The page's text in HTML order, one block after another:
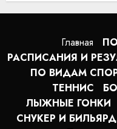
Главная
РАСПИСАНИЯ И
ПО ВИДАМ
ТЕННИС
ЛЫЖНЫЕ ГОНКИ
СНУКЕР И БИЛЬЯРД